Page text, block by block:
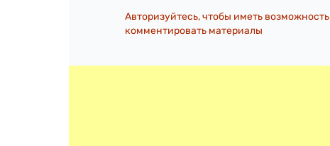
Авторизуйтесь, чтобы иметь возможность
комментировать материалы